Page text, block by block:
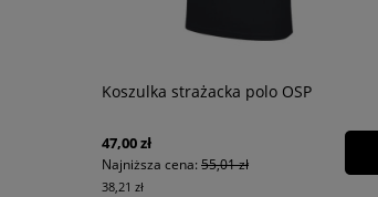
Koszulka strażacka polo OSP
47,00 zł
Najniższa cena: 55,01 zł
38,21 zł